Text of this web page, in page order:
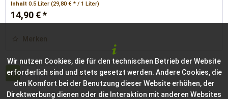
Inhalt0.5 Liter(29,80 € * / 1 Liter)
14,90 € *
Merken
1 von 2
Wir nutzen Cookies, die für den technischen Betrieb der Website
erforderlich sind und stets gesetzt werden. Andere Cookies, die
den Komfort bei der Benutzung dieser Website erhöhen, der
Direktwerbung dienen oder die Interaktion mit anderen Websites